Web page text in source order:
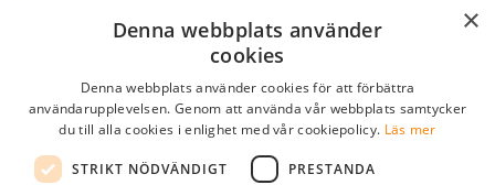
Logga in som företag
Lösenord
kom ihåg mig
×
Denna webbplats använder
cookies
Denna webbplats använder cookies för att förbättra
användarupplevelsen. Genom att använda vår webbplats samtycker
du till alla cookies i enlighet med vår cookiepolicy. Läs mer
STRIKT NÖDVÄNDIGT PRESTANDA